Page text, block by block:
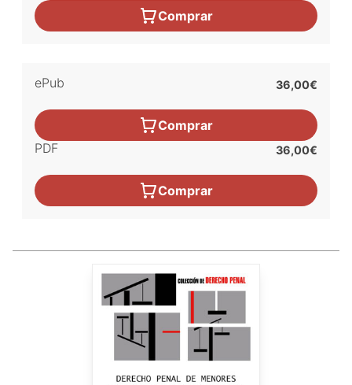
Comprar
ePub 36,00€
Comprar
PDF
36,00€
Comprar